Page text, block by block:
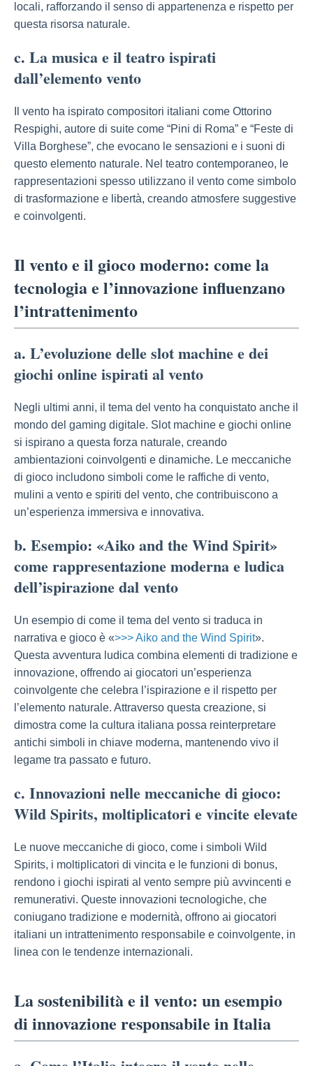
locali, rafforzando il senso di appartenenza e rispetto per
questa risorsa naturale.
c. La musica e il teatro ispirati
dall’elemento vento
Il vento ha ispirato compositori italiani come Ottorino
Respighi, autore di suite come “Pini di Roma” e “Feste di
Villa Borghese”, che evocano le sensazioni e i suoni di
questo elemento naturale. Nel teatro contemporaneo, le
rappresentazioni spesso utilizzano il vento come simbolo
di trasformazione e libertà, creando atmosfere suggestive
e coinvolgenti.
Il vento e il gioco moderno: come la
tecnologia e l’innovazione influenzano
l’intrattenimento
a. L’evoluzione delle slot machine e dei
giochi online ispirati al vento
Negli ultimi anni, il tema del vento ha conquistato anche il
mondo del gaming digitale. Slot machine e giochi online
si ispirano a questa forza naturale, creando
ambientazioni coinvolgenti e dinamiche. Le meccaniche
di gioco includono simboli come le raffiche di vento,
mulini a vento e spiriti del vento, che contribuiscono a
un’esperienza immersiva e innovativa.
b. Esempio: «Aiko and the Wind Spirit»
come rappresentazione moderna e ludica
dell’ispirazione dal vento
Un esempio di come il tema del vento si traduca in
narrativa e gioco è «>>> Aiko and the Wind Spirit».
Questa avventura ludica combina elementi di tradizione e
innovazione, offrendo ai giocatori un’esperienza
coinvolgente che celebra l’ispirazione e il rispetto per
l’elemento naturale. Attraverso questa creazione, si
dimostra come la cultura italiana possa reinterpretare
antichi simboli in chiave moderna, mantenendo vivo il
legame tra passato e futuro.
c. Innovazioni nelle meccaniche di gioco:
Wild Spirits, moltiplicatori e vincite elevate
Le nuove meccaniche di gioco, come i simboli Wild
Spirits, i moltiplicatori di vincita e le funzioni di bonus,
rendono i giochi ispirati al vento sempre più avvincenti e
remunerativi. Queste innovazioni tecnologiche, che
coniugano tradizione e modernità, offrono ai giocatori
italiani un intrattenimento responsabile e coinvolgente, in
linea con le tendenze internazionali.
La sostenibilità e il vento: un esempio
di innovazione responsabile in Italia